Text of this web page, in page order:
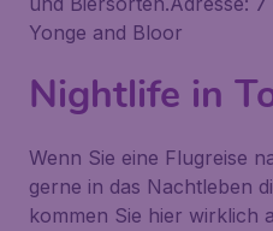
Yonge and Bloor
Nightlife in
Wenn Sie eine Flugreise
gerne in das Nachtleben
kommen Sie hier wirklich